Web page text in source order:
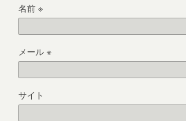
名前※
メール※
サイト